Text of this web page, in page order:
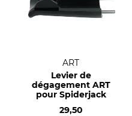
ART
Levier de
dégagement ART
pour Spiderjack
29,50